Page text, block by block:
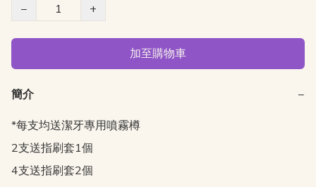
−
+
加至購物車
簡介
−
*每支均送潔牙專用噴霧樽
2支送指刷套1個
4支送指刷套2個